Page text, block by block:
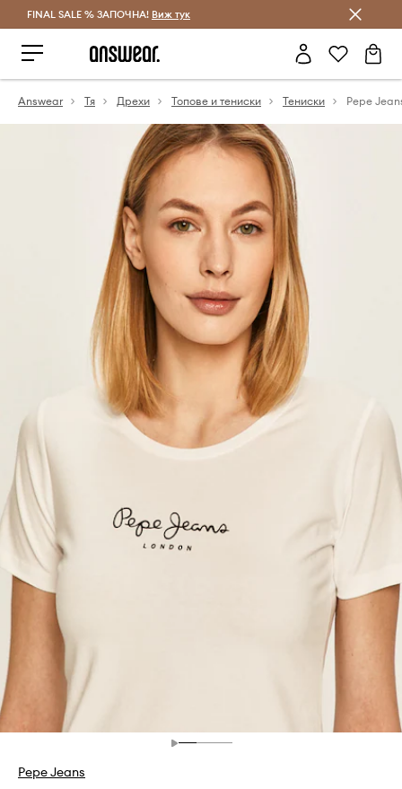
Спестявай с Answear Club
FINAL SALE % ЗАПОЧНА! Виж тук
Answear Тя Дрехи Топове и тениски Тениски
Pepe Jeans